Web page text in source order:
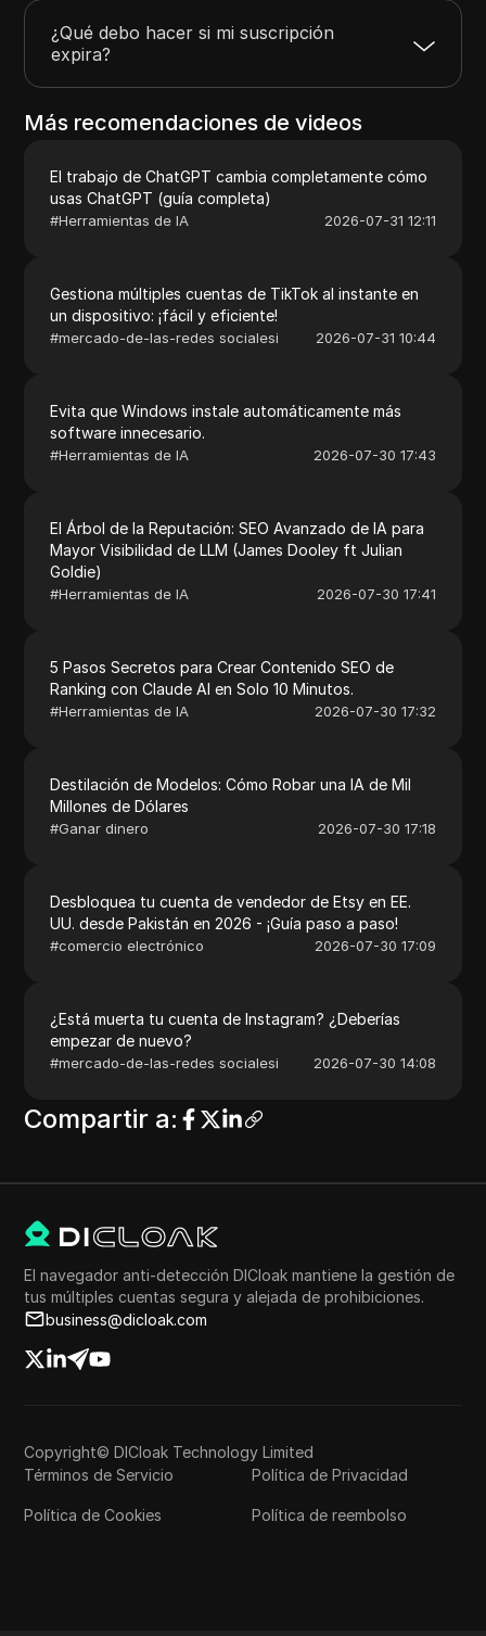
¿Qué debo hacer si mi suscripción
expira?
Más recomendaciones de videos
El trabajo de ChatGPT cambia completamente cómo
usas ChatGPT (guía completa)
#Herramientas de IA 2026-07-31 12:11
Gestiona múltiples cuentas de TikTok al instante en
un dispositivo: ¡fácil y eficiente!
#mercado-de-las-redes socialesi 2026-07-31 10:44
Evita que Windows instale automáticamente más
software innecesario.
#Herramientas de IA 2026-07-30 17:43
El Árbol de la Reputación: SEO Avanzado de IA para
Mayor Visibilidad de LLM (James Dooley ft Julian
Goldie)
#Herramientas de IA 2026-07-30 17:41
5 Pasos Secretos para Crear Contenido SEO de
Ranking con Claude AI en Solo 10 Minutos.
#Herramientas de IA 2026-07-30 17:32
Destilación de Modelos: Cómo Robar una IA de Mil
Millones de Dólares
#Ganar dinero 2026-07-30 17:18
Desbloquea tu cuenta de vendedor de Etsy en EE.
UU. desde Pakistán en 2026 - ¡Guía paso a paso!
#comercio electrónico 2026-07-30 17:09
¿Está muerta tu cuenta de Instagram? ¿Deberías
empezar de nuevo?
#mercado-de-las-redes socialesi 2026-07-30 14:08
Compartir a:
El navegador anti-detección DICloak mantiene la gestión de
tus múltiples cuentas segura y alejada de prohibiciones.
business@dicloak.com
Copyright© DICloak Technology Limited
Términos de Servicio
Política de Privacidad
Política de Cookies Política de reembolso